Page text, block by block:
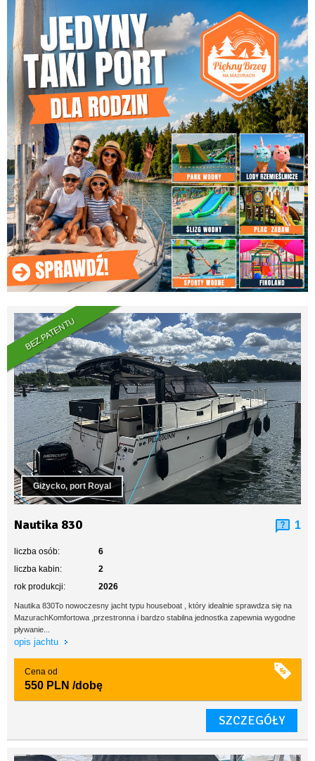
BEZ PATENTU
Giżycko, port Royal
Nautika 830 1
liczba osób:
6
liczba kabin:
2
rok produkcji:
2026
Nautika 830To nowoczesny jacht typu houseboat , który idealnie sprawdza się na
MazurachKomfortowa ,przestronna i bardzo stabilna jednostka zapewnia wygodne
pływanie...
opis jachtu
Cena od
550 PLN /dobę
SZCZEGÓŁY